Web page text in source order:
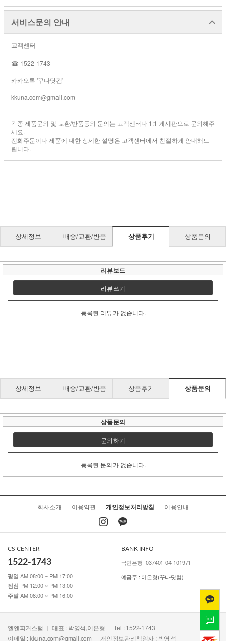
서비스문의 안내
고객센터
☎ 1522-1743
카카오톡 '꾸나닷컴'
kkuna.com@gmail.com
각종 제품문의 및 교환/반품등의 문의는 고객센터나 1:1 게시판으로 문의해주
세요.
전화주문이나 제품에 대한 상세한 설명은 고객센터에서 친절하게 안내해드
립니다.
상세정보 배송/교환/반품 상품후기 상품문의
리뷰보드
리뷰쓰기
등록된 리뷰가 없습니다.
상세정보 배송/교환/반품 상품후기 상품문의
상품문의
문의하기
등록된 문의가 없습니다.
회사소개 이용약관 개인정보처리방침 이용안내
CS CENTER
1522-1743
평일 AM 08:00 ~ PM 17:00
점심 PM 12:00 ~ PM 13:00
주말 AM 08:00 ~ PM 16:00
BANK INFO
국민은행 037401-04-101971
예금주 : 이은형(꾸나닷컴)
엘앤피커스텀 대표 : 박영석,이은형
Tel : 1522-1743
이메일 :kkuna.com@gmail.com 개인정보관리책임자 : 박영석